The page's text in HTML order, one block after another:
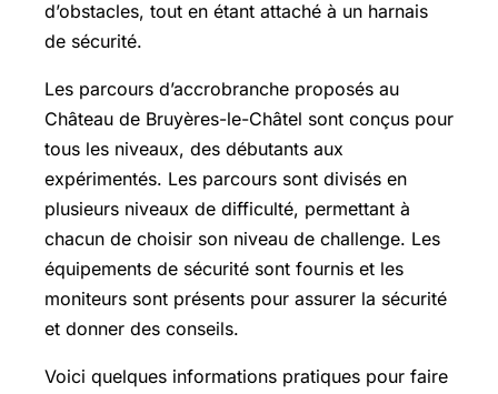
d’obstacles, tout en étant attaché à un harnais
de sécurité.
Les parcours d’accrobranche proposés au
Château de Bruyères-le-Châtel sont conçus pour
tous les niveaux, des débutants aux
expérimentés. Les parcours sont divisés en
plusieurs niveaux de difficulté, permettant à
chacun de choisir son niveau de challenge. Les
équipements de sécurité sont fournis et les
moniteurs sont présents pour assurer la sécurité
et donner des conseils.
Voici quelques informations pratiques pour faire